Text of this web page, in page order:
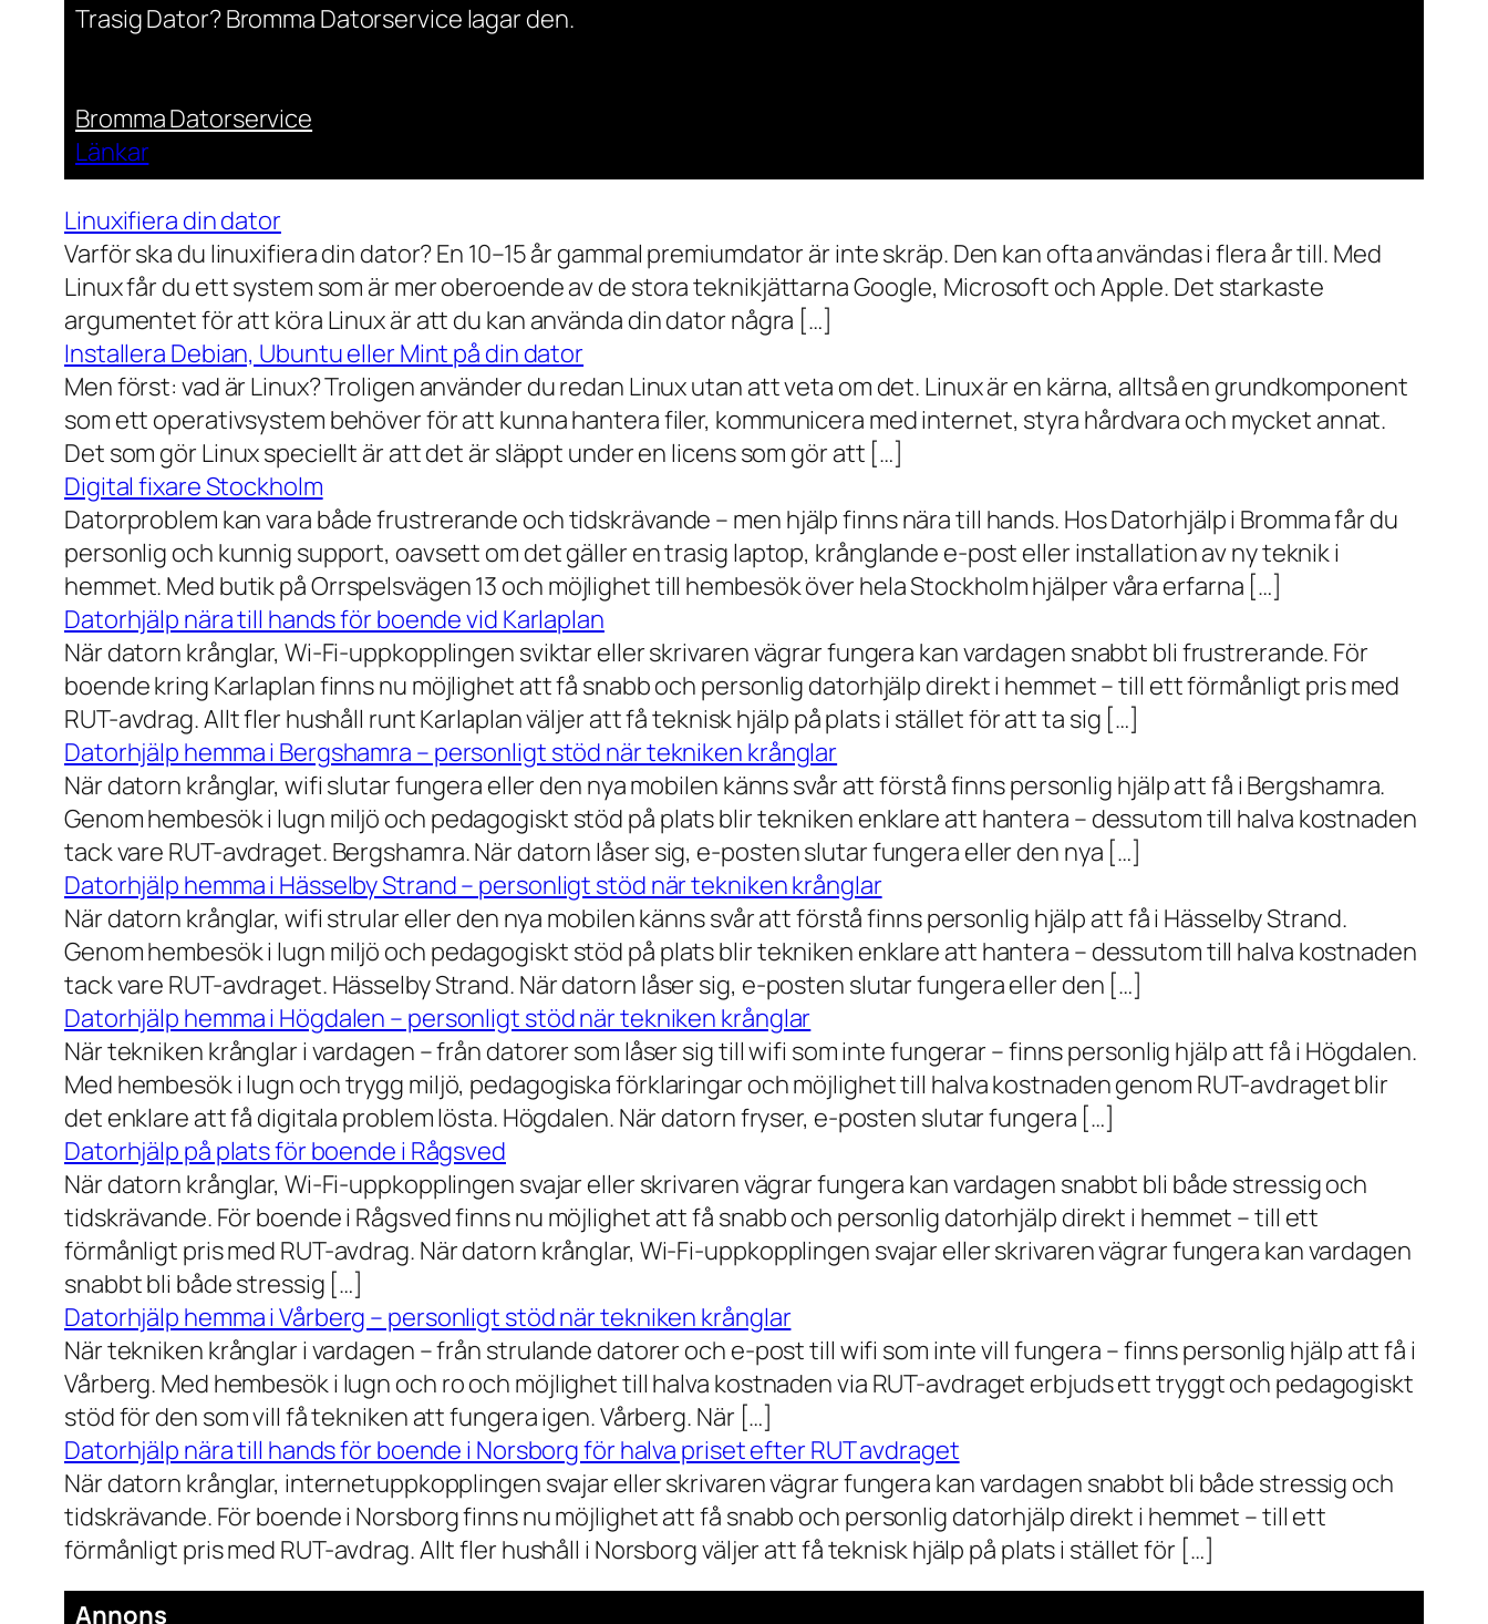
Trasig Dator? Bromma Datorservice lagar den.
Bromma Datorservice
Länkar
Linuxifiera din dator
Varför ska du linuxifiera din dator? En 10–15 år gammal premiumdator är inte skräp. Den kan ofta användas i flera år till. Med
Linux får du ett system som är mer oberoende av de stora teknikjättarna Google, Microsoft och Apple. Det starkaste
argumentet för att köra Linux är att du kan använda din dator några […]
Installera Debian, Ubuntu eller Mint på din dator
Men först: vad är Linux? Troligen använder du redan Linux utan att veta om det. Linux är en kärna, alltså en grundkomponent
som ett operativsystem behöver för att kunna hantera filer, kommunicera med internet, styra hårdvara och mycket annat.
Det som gör Linux speciellt är att det är släppt under en licens som gör att […]
Digital fixare Stockholm
Datorproblem kan vara både frustrerande och tidskrävande – men hjälp finns nära till hands. Hos Datorhjälp i Bromma får du
personlig och kunnig support, oavsett om det gäller en trasig laptop, krånglande e-post eller installation av ny teknik i
hemmet. Med butik på Orrspelsvägen 13 och möjlighet till hembesök över hela Stockholm hjälper våra erfarna […]
Datorhjälp nära till hands för boende vid Karlaplan
När datorn krånglar, Wi-Fi-uppkopplingen sviktar eller skrivaren vägrar fungera kan vardagen snabbt bli frustrerande. För
boende kring Karlaplan finns nu möjlighet att få snabb och personlig datorhjälp direkt i hemmet – till ett förmånligt pris med
RUT-avdrag. Allt fler hushåll runt Karlaplan väljer att få teknisk hjälp på plats i stället för att ta sig […]
Datorhjälp hemma i Bergshamra – personligt stöd när tekniken krånglar
När datorn krånglar, wifi slutar fungera eller den nya mobilen känns svår att förstå finns personlig hjälp att få i Bergshamra.
Genom hembesök i lugn miljö och pedagogiskt stöd på plats blir tekniken enklare att hantera – dessutom till halva kostnaden
tack vare RUT-avdraget. Bergshamra. När datorn låser sig, e-posten slutar fungera eller den nya […]
Datorhjälp hemma i Hässelby Strand – personligt stöd när tekniken krånglar
När datorn krånglar, wifi strular eller den nya mobilen känns svår att förstå finns personlig hjälp att få i Hässelby Strand.
Genom hembesök i lugn miljö och pedagogiskt stöd på plats blir tekniken enklare att hantera – dessutom till halva kostnaden
tack vare RUT-avdraget. Hässelby Strand. När datorn låser sig, e-posten slutar fungera eller den […]
Datorhjälp hemma i Högdalen – personligt stöd när tekniken krånglar
När tekniken krånglar i vardagen – från datorer som låser sig till wifi som inte fungerar – finns personlig hjälp att få i Högdalen.
Med hembesök i lugn och trygg miljö, pedagogiska förklaringar och möjlighet till halva kostnaden genom RUT-avdraget blir
det enklare att få digitala problem lösta. Högdalen. När datorn fryser, e-posten slutar fungera […]
Datorhjälp på plats för boende i Rågsved
När datorn krånglar, Wi-Fi-uppkopplingen svajar eller skrivaren vägrar fungera kan vardagen snabbt bli både stressig och
tidskrävande. För boende i Rågsved finns nu möjlighet att få snabb och personlig datorhjälp direkt i hemmet – till ett
förmånligt pris med RUT-avdrag. När datorn krånglar, Wi-Fi-uppkopplingen svajar eller skrivaren vägrar fungera kan vardagen
snabbt bli både stressig […]
Datorhjälp hemma i Vårberg – personligt stöd när tekniken krånglar
När tekniken krånglar i vardagen – från strulande datorer och e-post till wifi som inte vill fungera – finns personlig hjälp att få i
Vårberg. Med hembesök i lugn och ro och möjlighet till halva kostnaden via RUT-avdraget erbjuds ett tryggt och pedagogiskt
stöd för den som vill få tekniken att fungera igen. Vårberg. När […]
Datorhjälp nära till hands för boende i Norsborg för halva priset efter RUT avdraget
När datorn krånglar, internetuppkopplingen svajar eller skrivaren vägrar fungera kan vardagen snabbt bli både stressig och
tidskrävande. För boende i Norsborg finns nu möjlighet att få snabb och personlig datorhjälp direkt i hemmet – till ett
förmånligt pris med RUT-avdrag. Allt fler hushåll i Norsborg väljer att få teknisk hjälp på plats i stället för […]
Annons